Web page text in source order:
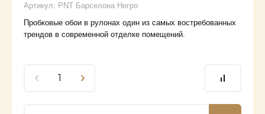
Артикул: PNT Барселона Негро
Пробковые обои в рулонах один из самых востребованных
трендов в современной отделке помещений.